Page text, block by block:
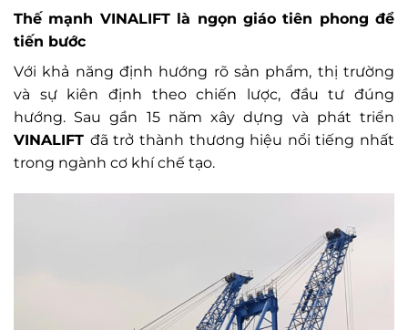
Thế mạnh VINALIFT là ngọn giáo tiên phong để
tiến bước
Với khả năng định hướng rõ sản phẩm, thị trường
và sự kiên định theo chiến lược, đầu tư đúng
hướng. Sau gần 15 năm xây dựng và phát triển
VINALIFT đã trở thành thương hiệu nổi tiếng nhất
trong ngành cơ khí chế tạo.